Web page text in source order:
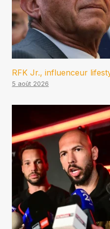
RFK Jr., influenceur
5 août 2026